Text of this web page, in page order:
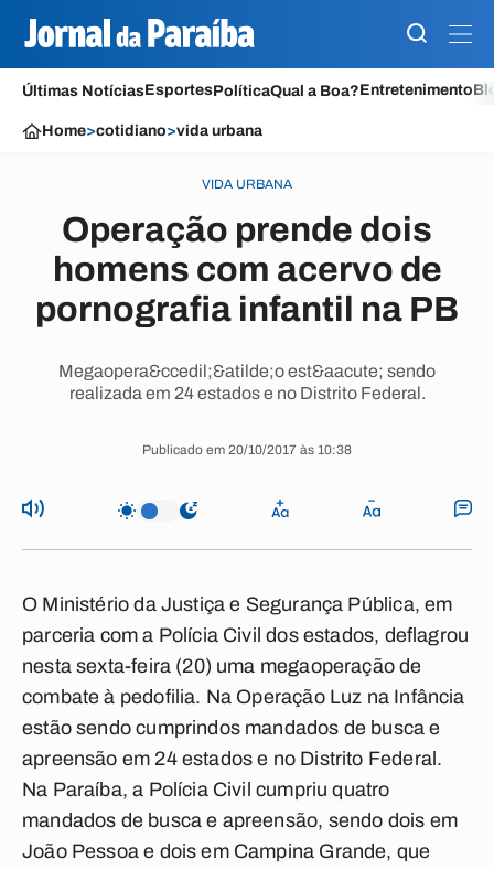
Últimas NotíciasEsportesPolíticaQual a Boa?Entretenimento
Home>cotidiano>vida urbana
VIDA URBANA
Operação prende dois
homens com acervo de
pornografia infantil na PB
Megaopera&ccedil;&atilde;o est&aacute; sendo
realizada em 24 estados e no Distrito Federal.
Publicado em 20/10/2017 às 10:38
O Ministério da Justiça e Segurança Pública, em
parceria com a Polícia Civil dos estados, deflagrou
nesta sexta-feira (20) uma megaoperação de
combate à pedofilia. Na Operação Luz na Infância
estão sendo cumprindos mandados de busca e
apreensão em 24 estados e no Distrito Federal.
Na Paraíba, a Polícia Civil cumpriu quatro
mandados de busca e apreensão, sendo dois em
João Pessoa e dois em Campina Grande, que